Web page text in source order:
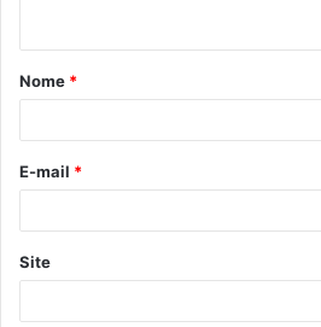
á
r
*
Nome *
E-mail *
Site